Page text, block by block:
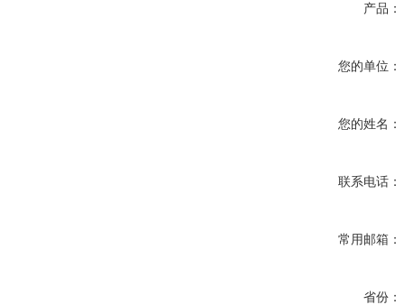
产品：
您的单位：
您的姓名：
联系电话：
常用邮箱：
省份：